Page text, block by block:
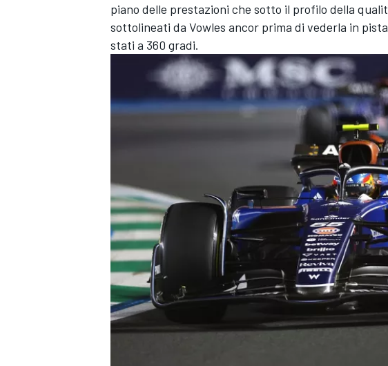
piano delle prestazioni che sotto il profilo della
sottolineati da Vowles ancor prima di vederla in
stati a 360 gradi.